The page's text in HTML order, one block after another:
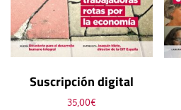
Suscripción digital
35,00€